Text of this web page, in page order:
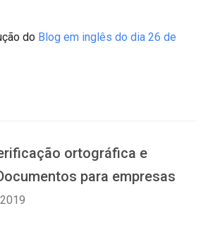
do Blog em inglês do dia 26 de
ortográfica e
para empresas